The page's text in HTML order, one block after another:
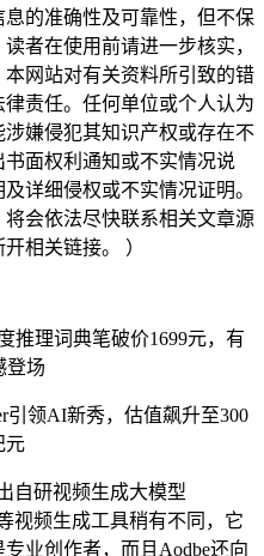
的准确性及可靠性，但不保
者在使用前请进一步核实，
网站对有关资料所引致的错
责任。任何单位或个人认为
嫌侵犯其知识产权或存在不
面权利通知或不实情况说
详细侵权或不实情况证明。
会依法尽快联系相关文章源
相关链接。 ）
理词典笔破价1699元，有
登场
领AI新秀，估值飙升至300
元
研视频生成大模型
视频生成工具稍有不同，它
业创作者，而且Aodbe还向